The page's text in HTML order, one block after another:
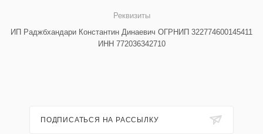
Реквизиты
ИП Раджбхандари Константин Динаевич ОГРНИП 322774600145411
ИНН 772036342710
ПОДПИСАТЬСЯ НА РАССЫЛКУ